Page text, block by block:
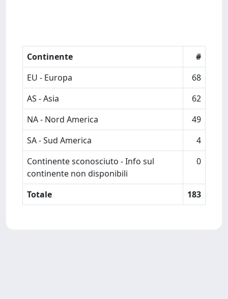
Continente
#
EU - Europa
68
AS - Asia
62
NA - Nord America
49
SA - Sud America
4
Continente sconosciuto - Info sul
continente non disponibili
0
Totale 183